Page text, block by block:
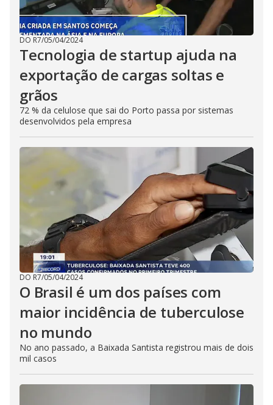
DO R7/05/04/2024
Tecnologia de startup ajuda na
exportação de cargas soltas e
grãos
72 % da celulose que sai do Porto passa por sistemas
desenvolvidos pela empresa
DO R7/05/04/2024
O Brasil é um dos países com
maior incidência de tuberculose
no mundo
No ano passado, a Baixada Santista registrou mais de dois
mil casos